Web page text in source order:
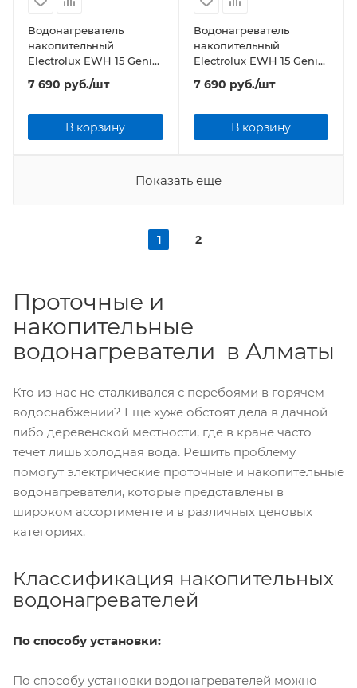
Водонагреватель
накопительный
Electrolux EWH 15 Genie
7 690 руб./шт
В корзину
Водонагреватель
накопительный
Electrolux EWH 15 Genie
7 690 руб./шт
В корзину
Показать еще
1 2
Проточные и
накопительные
водонагреватели в Алматы
Кто из нас не сталкивался с перебоями в горячем
водоснабжении? Еще хуже обстоят дела в дачной
либо деревенской местности, где в кране часто
течет лишь холодная вода. Решить проблему
помогут электрические проточные и накопительные
водонагреватели, которые представлены в
широком ассортименте и в различных ценовых
категориях.
Классификация накопительных
водонагревателей
По способу установки:
По способу установки водонагревателей можно